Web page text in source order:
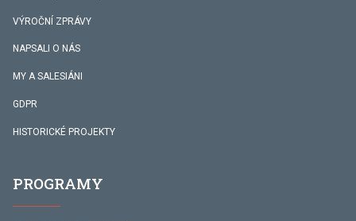
VÝROČNÍ ZPRÁVY
NAPSALI O NÁS
MY A SALESIÁNI
GDPR
HISTORICKÉ PROJEKTY
PROGRAMY